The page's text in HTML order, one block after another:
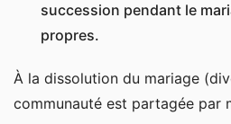
succession pendant le
propres.
À la dissolution du mariage
communauté est partagée par